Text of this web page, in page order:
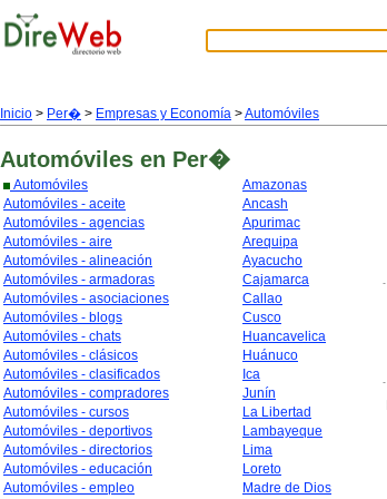
Inicio > Per� > Empresas y Economía >Automóviles
Automóviles en Per�
Automóviles
Automóviles - aceite
Automóviles - agencias
Automóviles - aire
Automóviles - alineación
Automóviles - armadoras
Automóviles - asociaciones
Automóviles - blogs
Automóviles - chats
Automóviles - clásicos
Automóviles - clasificados
Automóviles - compradores
Automóviles - cursos
Automóviles - deportivos
Automóviles - directorios
Automóviles - educación
Automóviles - empleo
Amazonas
Ancash
Apurimac
Arequipa
Ayacucho
Cajamarca
Callao
Cusco
Huancavelica
Huánuco
Ica
Junín
La Libertad
Lambayeque
Lima
Loreto
Madre de Dios